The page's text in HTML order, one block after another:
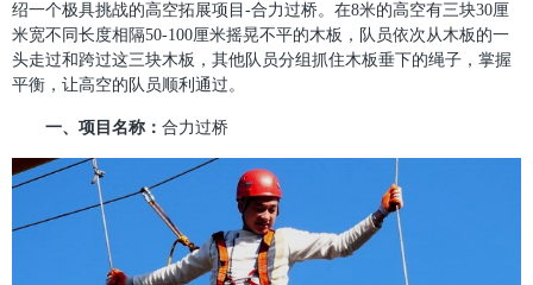
绍一个极具挑战的高空拓展项目-合力过桥。 在8米的高空有三块30厘
米宽不同长度相隔50-100厘米摇晃不平的木板，队员依次从木板的一
头走过和跨过这三块木板，其他队员分组抓住木板垂下的绳子，掌握
平衡，让高空的队员顺利通过。
一、项目名称： 合力过桥